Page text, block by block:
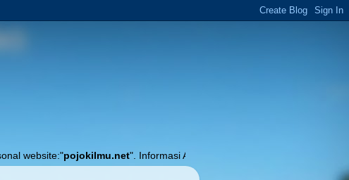
". Informasi Akurat Seputar Pendidikan, Pembelajaran dan